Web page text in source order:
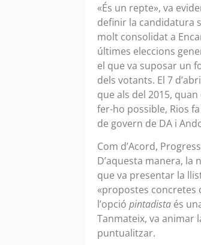
«És un repte», va
definir la candidatura
molt consolidat a
últimes eleccions
el que va suposar un
dels votants. El 7
que als del 2015,
fer-ho possible, Rios
de govern de DA i
Com d’Acord,
D’aquesta manera, la
que va presentar la
«propostes concretes
l’opció pintadista és
Tanmateix, va animar
puntualitzar.